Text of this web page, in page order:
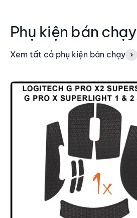
Phụ kiện bán chạy
Xem tất cả phụ kiện bán chạy